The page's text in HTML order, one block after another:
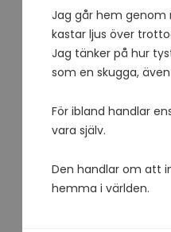
Jag går hem genom
kastar ljus över
Jag tänker på hur
som en skugga,
För ibland handlar
vara själv.
Den handlar om att
hemma i världen.